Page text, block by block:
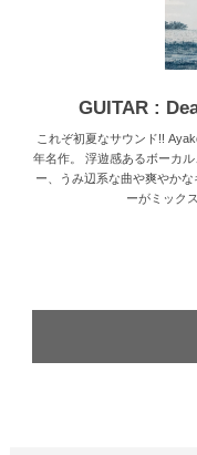
GUITAR :
これぞ初夏なサウンド!!
年名作。 浮遊感あるボーカ
ー、うみ辺系な曲や爽やか
ーがミック